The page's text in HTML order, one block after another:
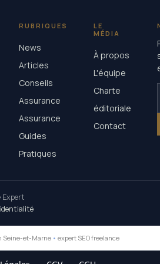
RUBRIQUES
News
Articles
Conseils
Assurance
Assurance
Guides
Pratiques
LE
MÉDIA
À propos
L'équipe
Charte
éditoriale
Contact
Expert
Seine-et-Marne • expert SEO freelance